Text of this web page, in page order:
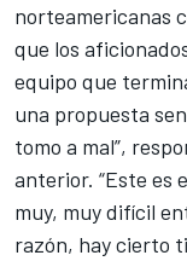
norteamericanas
que los
equipo que
una propuesta
tomo a mal”,
anterior. “Este es
muy, muy difícil
razón, hay cierto